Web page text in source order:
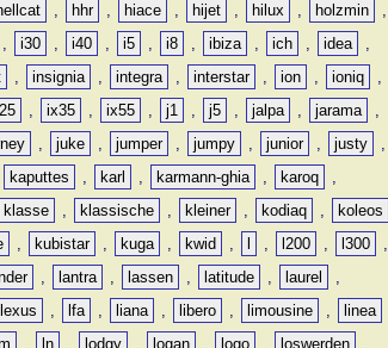
, hhr , hiace , hijet , hilux , holzmin
,
, i30 , i40 , i5 , i8 , ibiza , ich , idea
,
, insignia , integra , interstar , ion , ioniq
,
, ix35 , ix55 , j1 , j5 , jalpa , jarama
,
, juke , jumper , jumpy , junior , justy
,
kaputtes , karl , karmann-ghia , karoq
,
klasse , klassische , kleiner , kodiaq ,
koleos
, kubistar , kuga , kwid , , l200 , l300
,
, lantra , lassen , latitude , laurel
,
lexus , lfa , liana , libero , limousine , linea
, ln , lodgy , logan , logo , loswerden
,